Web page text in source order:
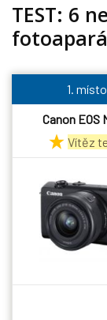
TEST: 6
1. místo
Canon EOS
Vítěz